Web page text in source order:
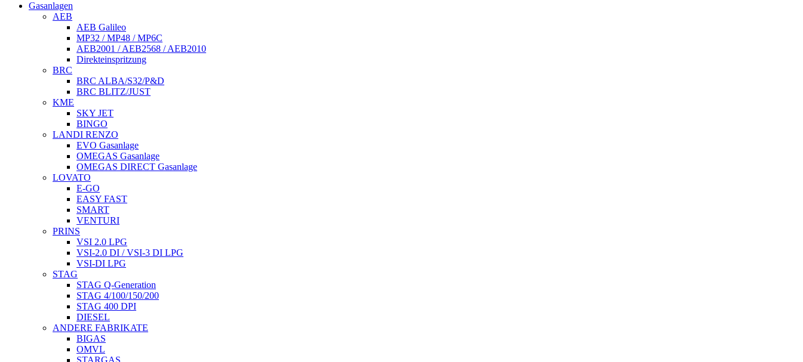
Gasanlagen
AEB
AEB Galileo
MP32 / MP48 / MP6C
AEB2001 / AEB2568 / AEB2010
Direkteinspritzung
BRC
BRC ALBA/S32/P&D
BRC BLITZ/JUST
KME
SKY JET
BINGO
LANDI RENZO
EVO Gasanlage
OMEGAS Gasanlage
OMEGAS DIRECT Gasanlage
LOVATO
E-GO
EASY FAST
SMART
VENTURI
PRINS
VSI 2.0 LPG
VSI-2.0 DI / VSI-3 DI LPG
VSI-DI LPG
STAG
STAG Q-Generation
STAG 4/100/150/200
STAG 400 DPI
DIESEL
ANDERE FABRIKATE
BIGAS
OMVL
STARGAS